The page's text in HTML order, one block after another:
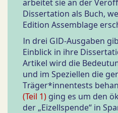
arbeitet sie an der
Dissertation als Buch,
Edition Assemblage
In drei GID-Ausgaben
Einblick in ihre
Artikel wird die
und im Speziellen die
Träger*innentests
(Teil 1) ging es um den
der „Eizellspende“ in